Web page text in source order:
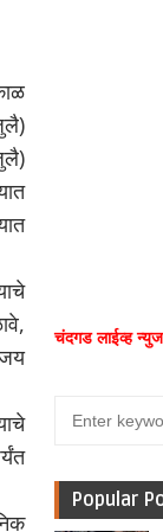
चंदगड लाईव्ह
Popular